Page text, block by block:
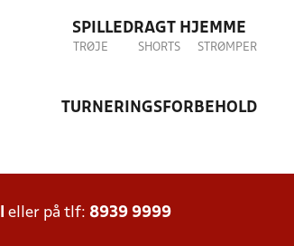
SPILLEDRAGT HJEMME
TRØJE SHORTS STRØMPER
TURNERINGSFORBEHOLD
eller på tlf: 8939 9999